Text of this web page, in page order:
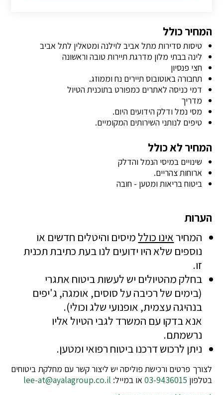
המחיר כולל
טיסות סדירות מתל אביב לוילנה ומטאלין לתל אביב
לינה בבתי מלון מדרגת תיירות טובה וראשונה
חצי פנסיון
תחבורה באוטובוס תיירים נח וממוזג.
דמי כניסה לאתרים כמפורט בתוכנית הטיול
מדריך
מסי נמל ודלק הידועים היום.
טיפים לנותני השירותים המקומיים.
המחיר לא כולל
שינויים במיסי הנמל והדלק
ארוחות צהריים.
ביטוח בריאות ומטען - חובה
הערות
המחיראינו כולל מיסים והיטלים חדשים או
נוספים שלא היו ידועים לנו בעת כתיבת תכנית
זו.
בחלק מהטיולים יש לעשות ביטוח אתגרי
(בימים של רכיבה על סוסים, אומגה, ג'יפים
בנהיגה עצמית, אופנועי שלג וכולי).
אנא בדקו עם המשרד לגבי הטיול אליו
נרשמתם.
ניתן לרכוש דרכנו ביטוח רפואי ומטען.
לצורך פרטים ורכישת פוליסה יש ליצור קשר עם מחלקת ביטוחים
בטלפון 03-9436015 או במייל: lee-at@ayalagroup.co.il